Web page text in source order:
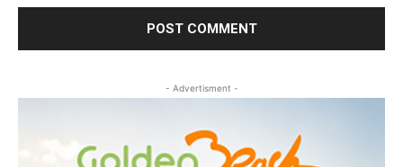
- Advertisment -